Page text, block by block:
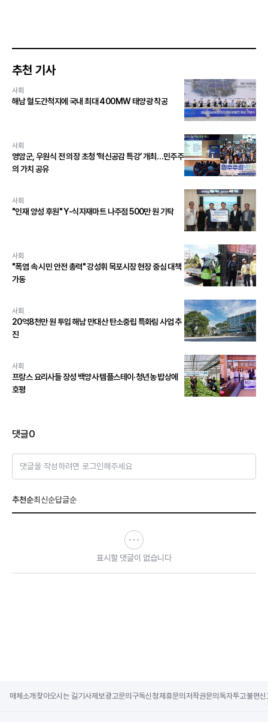
추천 기사
사회
해남 혈도간척지에 국내 최대 400MW 태양광 착공
사회
영암군, 우원식 전 의장 초청 ‘혁신공감 특강’ 개최…민주주
의 가치 공유
사회
"인재 양성 후원" Y-식자재마트 나주점 500만 원 기탁
사회
"폭염 속 시민 안전 총력" 강성휘 목포시장 현장 중심 대책
가동
사회
20억8천만 원 투입 해남 만대산 탄소중립 특화림 사업 추
진
사회
프랑스 요리사들 장성 백양사 템플스테이·청년농 밥상에
호평
댓글0
댓글을 작성하려면 로그인해주세요
추천순최신순답글순
표시할 댓글이 없습니다
매체소개 찾아오시는 길기사제보광고문의 구독신청제휴문의 저작권문의 독자투고불편신